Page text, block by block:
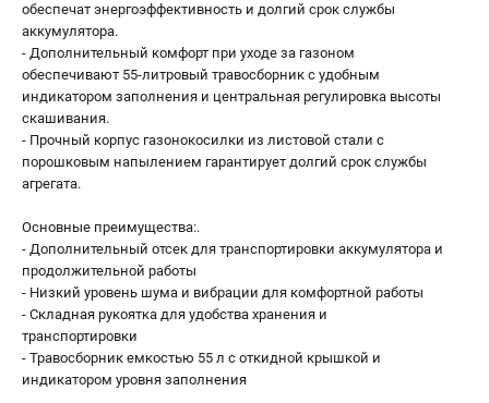
обеспечат энергоэффективность и долгий срок службы
аккумулятора.
- Дополнительный комфорт при уходе за газоном
обеспечивают 55-литровый травосборник с удобным
индикатором заполнения и центральная регулировка высоты
скашивания.
- Прочный корпус газонокосилки из листовой стали с
порошковым напылением гарантирует долгий срок службы
агрегата.
Основные преимущества:.
- Дополнительный отсек для транспортировки аккумулятора и
продолжительной работы
- Низкий уровень шума и вибрации для комфортной работы
- Складная рукоятка для удобства хранения и
транспортировки
- Травосборник емкостью 55 л с откидной крышкой и
индикатором уровня заполнения